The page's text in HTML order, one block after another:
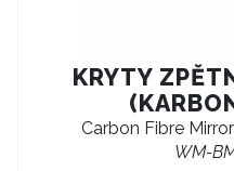
KRYTY
Carbon Fibre
WM-